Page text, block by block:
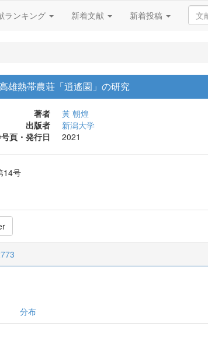
ランキング 新着文献 新着投稿
雄熱帯農荘「逍遙園」の研究
著者
黃 朝煌
出版者
新潟大学
頁・発行日
2021
14号
分布